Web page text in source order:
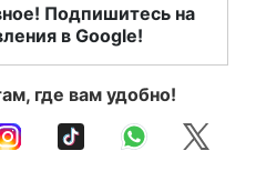
Подпишитесь на
в Google!
где вам удобно!